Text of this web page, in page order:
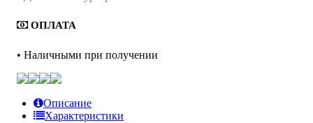
ОПЛАТА
• Наличными при получении
Описание
Характеристики